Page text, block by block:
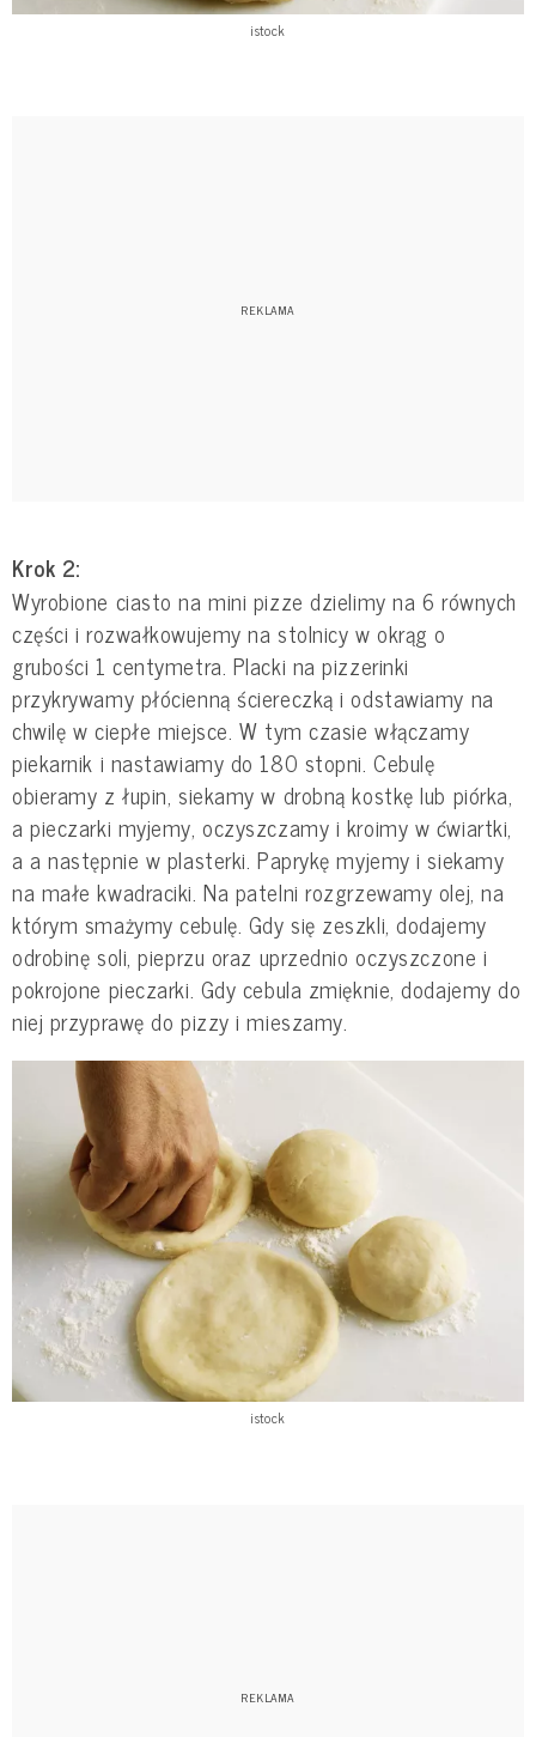
istock
Krok 2:
Wyrobione ciasto na mini pizze dzielimy na 6 równych
części i rozwałkowujemy na stolnicy w okrąg o
grubości 1 centymetra. Placki na pizzerinki
przykrywamy płócienną ściereczką i odstawiamy na
chwilę w ciepłe miejsce. W tym czasie włączamy
piekarnik i nastawiamy do 180 stopni. Cebulę
obieramy z łupin, siekamy w drobną kostkę lub piórka,
a pieczarki myjemy, oczyszczamy i kroimy w ćwiartki,
a a następnie w plasterki. Paprykę myjemy i siekamy
na małe kwadraciki. Na patelni rozgrzewamy olej, na
którym smażymy cebulę. Gdy się zeszkli, dodajemy
odrobinę soli, pieprzu oraz uprzednio oczyszczone i
pokrojone pieczarki. Gdy cebula zmięknie, dodajemy do
niej przyprawę do pizzy i mieszamy.
istock